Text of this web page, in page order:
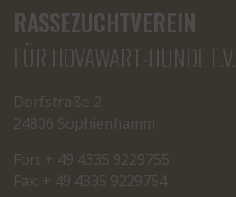
RASSEZUCHTVEREIN
FÜR HOVAWART-HUNDE E.V.
Dorfstraße 2
24806 Sophienhamm
Fon: + 49 4335 9229755
Fax: + 49 4335 9229754